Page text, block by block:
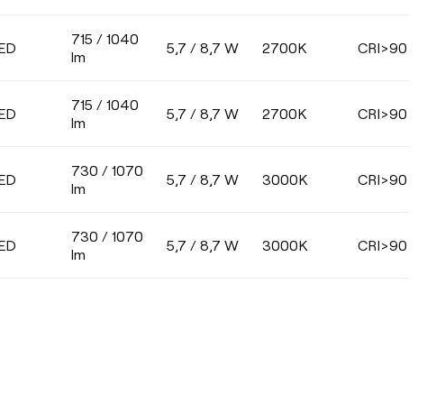
715 / 1040
lm
5,7 / 8,7 W 2700K CRI>90
715 / 1040
lm
5,7 / 8,7 W 2700K CRI>90
730 / 1070
lm
5,7 / 8,7 W 3000K CRI>90
730 / 1070
lm
5,7 / 8,7 W 3000K CRI>90